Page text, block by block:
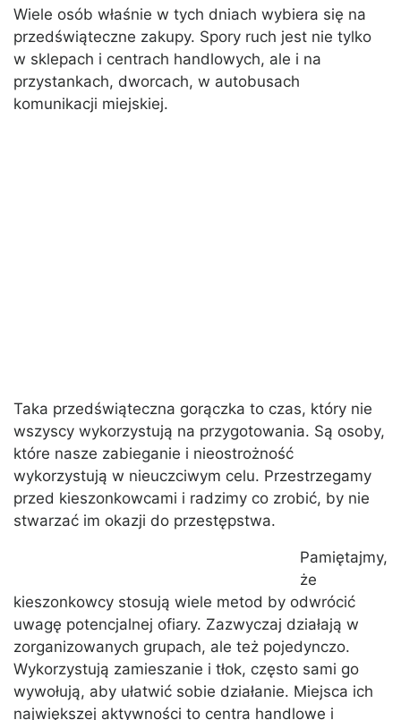
Wiele osób właśnie w tych dniach wybiera się na
przedświąteczne zakupy. Spory ruch jest nie tylko
w sklepach i centrach handlowych, ale i na
przystankach, dworcach, w autobusach
komunikacji miejskiej.
Taka przedświąteczna gorączka to czas, który nie
wszyscy wykorzystują na przygotowania. Są osoby,
które nasze zabieganie i nieostrożność
wykorzystują w nieuczciwym celu. Przestrzegamy
przed kieszonkowcami i radzimy co zrobić, by nie
stwarzać im okazji do przestępstwa.
Pamiętajmy,
że
kieszonkowcy stosują wiele metod by odwrócić
uwagę potencjalnej ofiary. Zazwyczaj działają w
zorganizowanych grupach, ale też pojedynczo.
Wykorzystują zamieszanie i tłok, często sami go
wywołują, aby ułatwić sobie działanie. Miejsca ich
największej aktywności to centra handlowe i